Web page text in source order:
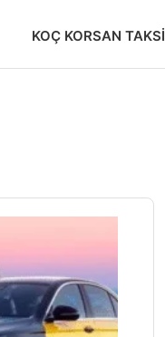
KOÇ KORSAN TAKSI